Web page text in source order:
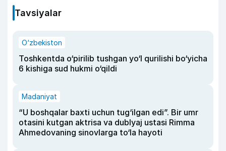
Tavsiyalar
O‘zbekiston
Toshkentda o‘pirilib tushgan yo‘l qurilishi bo‘yicha
6 kishiga sud hukmi o‘qildi
Madaniyat
“U boshqalar baxti uchun tug‘ilgan edi”. Bir umr
otasini kutgan aktrisa va dublyaj ustasi Rimma
Ahmedovaning sinovlarga to‘la hayoti